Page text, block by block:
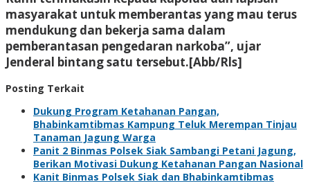
masyarakat untuk memberantas yang mau terus
mendukung dan bekerja sama dalam
pemberantasan pengedaran narkoba”, ujar
Jenderal bintang satu tersebut.[Abb/Rls]
Posting Terkait
Dukung Program Ketahanan Pangan,
Bhabinkamtibmas Kampung Teluk Merempan Tinjau
Tanaman Jagung Warga
Panit 2 Binmas Polsek Siak Sambangi Petani Jagung,
Berikan Motivasi Dukung Ketahanan Pangan Nasional
Kanit Binmas Polsek Siak dan Bhabinkamtibmas